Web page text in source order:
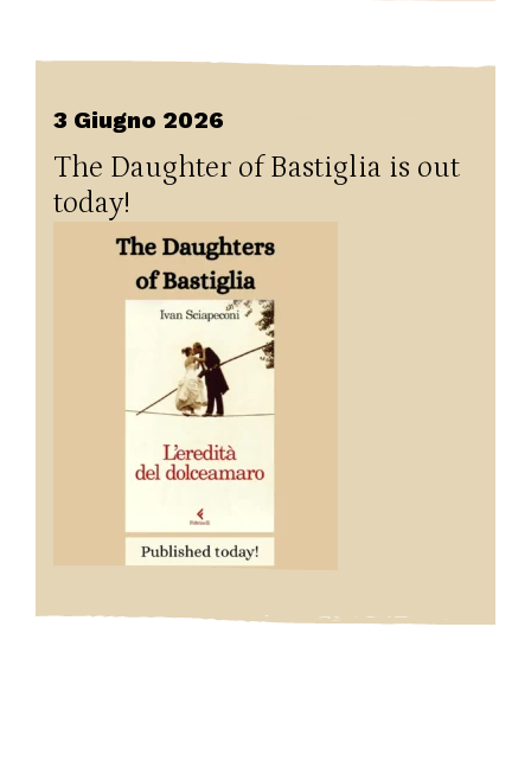
3 Giugno 2026
The Daughter of Bastiglia is out
today!